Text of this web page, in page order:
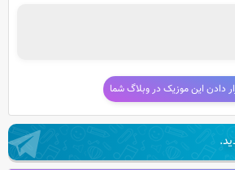
دادن این موزیک در وبلاگ شما